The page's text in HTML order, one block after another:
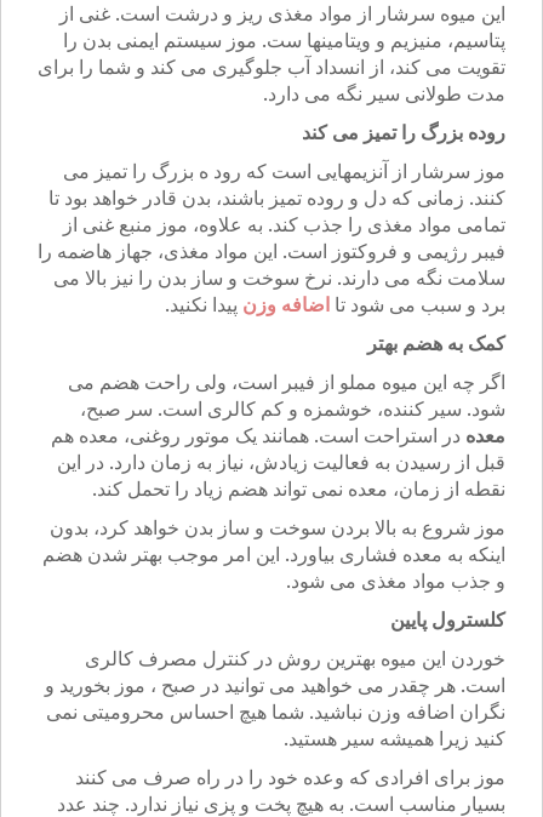
این میوه سرشار از مواد مغذی ریز و درشت است. غنی از
پتاسیم، منیزیم و ویتامینها ست. موز سیستم ایمنی بدن را
تقویت می کند، از انسداد آب جلوگیری می کند و شما را برای
مدت طولانی سیر نگه می دارد.
روده بزرگ را تمیز می کند
موز سرشار از آنزیمهایی است که رود ه بزرگ را تمیز می
کنند. زمانی که دل و روده تمیز باشند، بدن قادر خواهد بود تا
تمامی مواد مغذی را جذب کند. به علاوه، موز منبع غنی از
فیبر رژیمی و فروکتوز است. این مواد مغذی، جهاز هاضمه را
سلامت نگه می دارند. نرخ سوخت و ساز بدن را نیز بالا می
برد و سبب می شود تا اضافه وزن پیدا نکنید.
کمک به هضم بهتر
اگر چه این میوه مملو از فیبر است، ولی راحت هضم می
شود. سیر کننده، خوشمزه و کم کالری است. سر صبح،
معده در استراحت است. همانند یک موتور روغنی، معده هم
قبل از رسیدن به فعالیت زیادش، نیاز به زمان دارد. در این
نقطه از زمان، معده نمی تواند هضم زیاد را تحمل کند.
موز شروع به بالا بردن سوخت و ساز بدن خواهد کرد، بدون
اینکه به معده فشاری بیاورد. این امر موجب بهتر شدن هضم
و جذب مواد مغذی می شود.
کلسترول پایین
خوردن این میوه بهترین روش در کنترل مصرف کالری
است. هر چقدر می خواهید می توانید در صبح ، موز بخورید و
نگران اضافه وزن نباشید. شما هیچ احساس محرومیتی نمی
کنید زیرا همیشه سیر هستید.
موز برای افرادی که وعده خود را در راه صرف می کنند
بسیار مناسب است. به هیچ پخت و پزی نیاز ندارد. چند عدد